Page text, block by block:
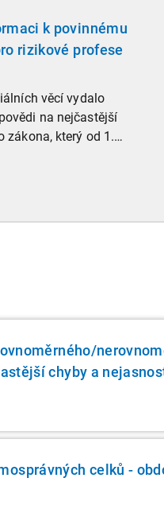
k povinnému
rizikové profese
věcí vydalo
na nejčastější
zákona, který od 1.
zaměstnavatelů
zaměstnancům v
chyby a
celků -